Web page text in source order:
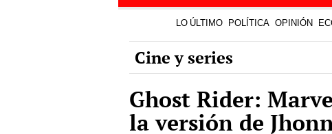
LO ÚLTIMO POLÍTICA OPINIÓN
Cine y series
Ghost Rider:
la versión de